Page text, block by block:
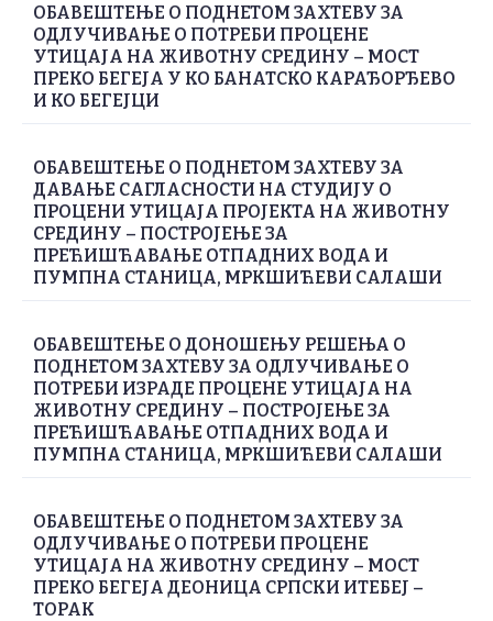
ОБАВЕШТЕЊЕ О ПОДНЕТОМ ЗАХТЕВУ ЗА
ОДЛУЧИВАЊЕ О ПОТРЕБИ ПРОЦЕНЕ
УТИЦАЈА НА ЖИВОТНУ СРЕДИНУ – МОСТ
ПРЕКО БЕГЕЈА У КО БАНАТСКО КАРАЂОРЂЕВО
И КО БЕГЕЈЦИ
ОБАВЕШТЕЊЕ О ПОДНЕТОМ ЗАХТЕВУ ЗА
ДАВАЊЕ САГЛАСНОСТИ НА СТУДИЈУ О
ПРОЦЕНИ УТИЦАЈА ПРОЈЕКТА НА ЖИВОТНУ
СРЕДИНУ – ПОСТРОЈЕЊЕ ЗА
ПРЕЋИШЋАВАЊЕ ОТПАДНИХ ВОДА И
ПУМПНА СТАНИЦА, МРКШИЋЕВИ САЛАШИ
ОБАВЕШТЕЊЕ О ДОНОШЕЊУ РЕШЕЊА О
ПОДНЕТОМ ЗАХТЕВУ ЗА ОДЛУЧИВАЊЕ О
ПОТРЕБИ ИЗРАДЕ ПРОЦЕНЕ УТИЦАЈА НА
ЖИВОТНУ СРЕДИНУ – ПОСТРОЈЕЊЕ ЗА
ПРЕЋИШЋАВАЊЕ ОТПАДНИХ ВОДА И
ПУМПНА СТАНИЦА, МРКШИЋЕВИ САЛАШИ
ОБАВЕШТЕЊЕ О ПОДНЕТОМ ЗАХТЕВУ ЗА
ОДЛУЧИВАЊЕ О ПОТРЕБИ ПРОЦЕНЕ
УТИЦАЈА НА ЖИВОТНУ СРЕДИНУ – МОСТ
ПРЕКО БЕГЕЈА ДЕОНИЦА СРПСКИ ИТЕБЕЈ –
ТОРАК